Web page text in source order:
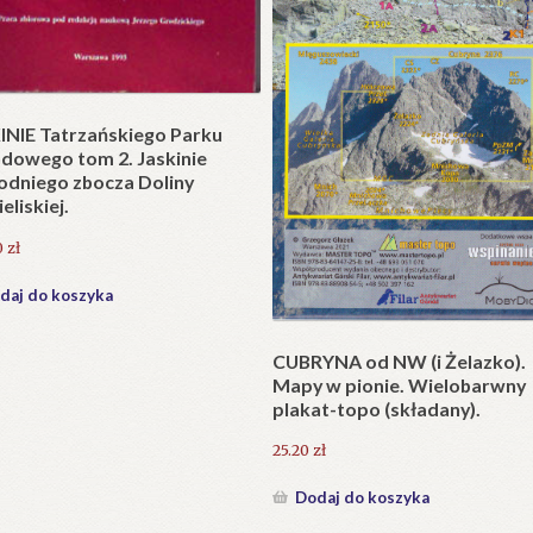
w wersji składanej.
Krzyże litewskie. Kapliczki i
przydrożne jako dzieło sztuki
ludowej i potrzeba ich
231.00zł
Dodaj do koszyka